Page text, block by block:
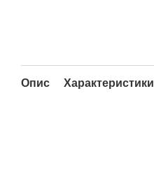
Опис Характеристики